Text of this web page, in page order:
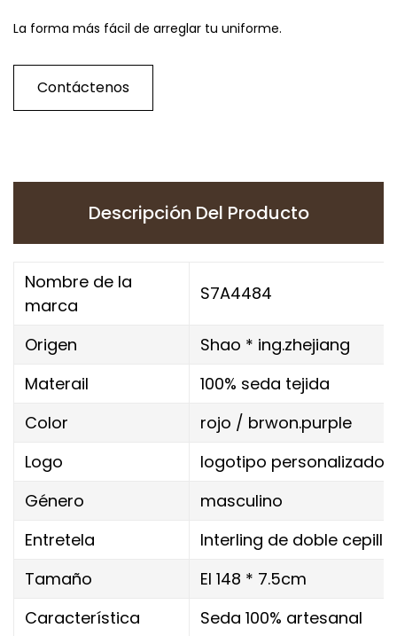
La forma más fácil de arreglar tu uniforme.
Contáctenos
Descripción Del Producto
Nombre de la
marca
S7A4484
Origen
Shao * ing.zhejiang
Materail
100% seda tejida
Color
rojo / brwon.purple
Logo
logotipo personalizado
Género
masculino
Entretela
Interling de doble
Tamaño
El 148 * 7.5cm
Característica
Seda 100% artesanal